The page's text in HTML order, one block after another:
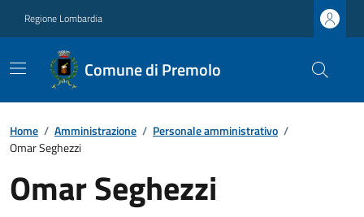
Regione Lombardia
Comune di Premolo
Home / Amministrazione / Personale amministrativo /
Omar Seghezzi
Omar Seghezzi